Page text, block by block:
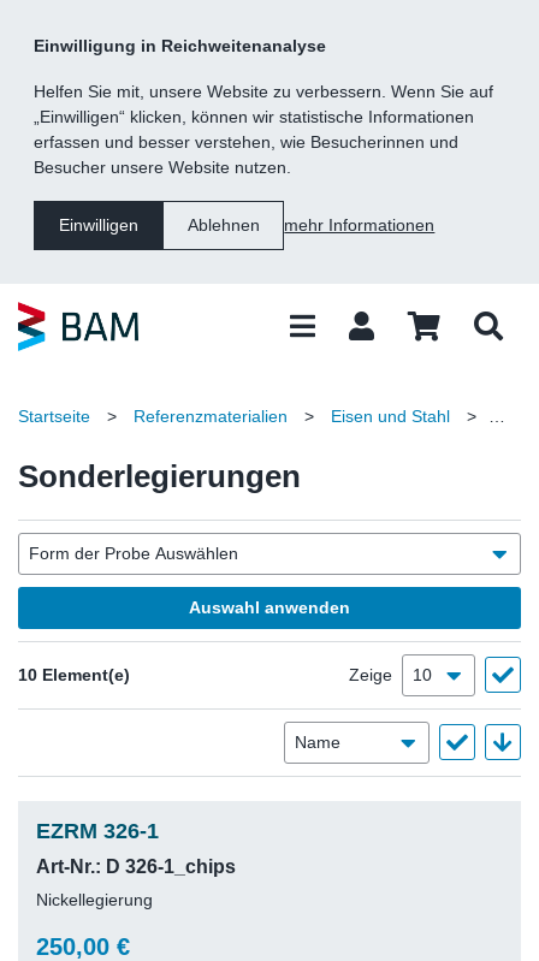
Einwilligung in Reichweitenanalyse
Helfen Sie mit, unsere Website zu verbessern. Wenn Sie auf
„Einwilligen“ klicken, können wir statistische Informationen
erfassen und besser verstehen, wie Besucherinnen und
Besucher unsere Website nutzen.
Einwilligen Ablehnen mehr Informationen
Suche
Inhalt
Kategorie
Fußzeile
Startseite > Referenzmaterialien > Eisen und Stahl
>
Sonderlegierungen
Auswahl anwenden
10 Element(e) Zeige
EZRM 326-1
Art-Nr.: D 326-1_chips
Nickellegierung
250,00 €